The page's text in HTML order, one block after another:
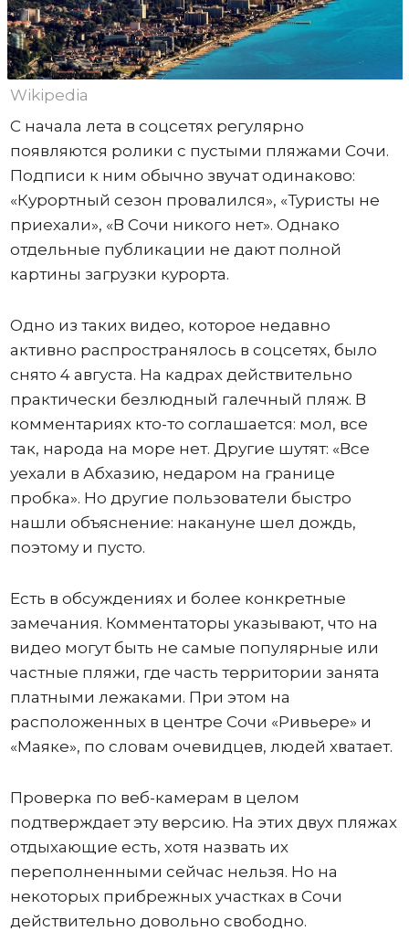
Wikipedia
С начала лета в соцсетях регулярно
появляются ролики с пустыми пляжами Сочи.
Подписи к ним обычно звучат одинаково:
«Курортный сезон провалился», «Туристы не
приехали», «В Сочи никого нет». Однако
отдельные публикации не дают полной
картины загрузки курорта.
Одно из таких видео, которое недавно
активно распространялось в соцсетях, было
снято 4 августа. На кадрах действительно
практически безлюдный галечный пляж. В
комментариях кто-то соглашается: мол, все
так, народа на море нет. Другие шутят: «Все
уехали в Абхазию, недаром на границе
пробка». Но другие пользователи быстро
нашли объяснение: накануне шел дождь,
поэтому и пусто.
Есть в обсуждениях и более конкретные
замечания. Комментаторы указывают, что на
видео могут быть не самые популярные или
частные пляжи, где часть территории занята
платными лежаками. При этом на
расположенных в центре Сочи «Ривьере» и
«Маяке», по словам очевидцев, людей хватает.
Проверка по веб-камерам в целом
подтверждает эту версию. На этих двух пляжах
отдыхающие есть, хотя назвать их
переполненными сейчас нельзя. Но на
некоторых прибрежных участках в Сочи
действительно довольно свободно.